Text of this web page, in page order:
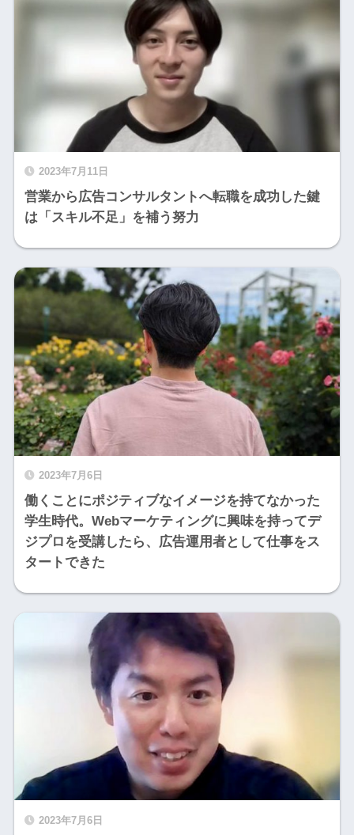
2023年7月11日
営業から広告コンサルタントへ転職を成功した鍵
は「スキル不足」を補う努力
2023年7月6日
働くことにポジティブなイメージを持てなかった
学生時代。Webマーケティングに興味を持ってデ
ジプロを受講したら、広告運用者として仕事をス
タートできた
2023年7月6日